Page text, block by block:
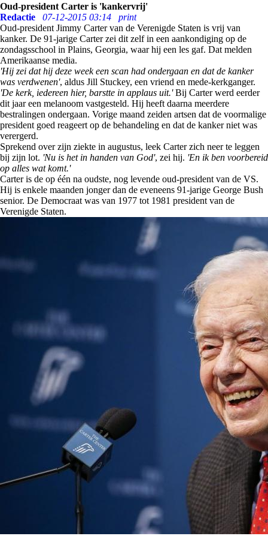
Oud-president Carter is 'kankervrij'
Redactie
07-12-2015 03:14
print
Oud-president Jimmy Carter van de Verenigde Staten is vrij van
kanker. De 91-jarige Carter zei dit zelf in een aankondiging op de
zondagsschool in Plains, Georgia, waar hij een les gaf. Dat melden
Amerikaanse media.
'Hij zei dat hij deze week een scan had ondergaan en dat de kanker
was verdwenen', aldus Jill Stuckey, een vriend en mede-kerkganger.
'De kerk, iedereen hier, barstte in applaus uit.'Bij Carter werd eerder
dit jaar een melanoom vastgesteld. Hij heeft daarna meerdere
bestralingen ondergaan. Vorige maand zeiden artsen dat de voormalige
president goed reageert op de behandeling en dat de kanker niet was
verergerd.
Sprekend over zijn ziekte in augustus, leek Carter zich neer te leggen
bij zijn lot. 'Nu is het in handen van God', zei hij. 'En ik ben voorbereid
op alles wat komt.'
Carter is de op één na oudste, nog levende oud-president van de VS.
Hij is enkele maanden jonger dan de eveneens 91-jarige George Bush
senior. De Democraat was van 1977 tot 1981 president van de
Verenigde Staten.